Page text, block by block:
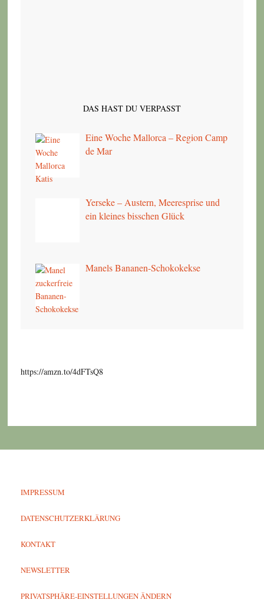
DAS HAST DU VERPASST
Eine Woche Mallorca – Region Camp
de Mar
Yerseke – Austern, Meeresprise und
ein kleines bisschen Glück
Manels Bananen-Schokokekse
https://amzn.to/4dFTsQ8
IMPRESSUM
DATENSCHUTZERKLÄRUNG
KONTAKT
NEWSLETTER
PRIVATSPHÄRE-EINSTELLUNGEN ÄNDERN